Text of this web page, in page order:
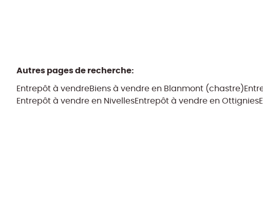
Autres pages de recherche:
Entrepôt à vendreBiens à vendre en Blanmont (chastre)
Entrepôt à vendre en NivellesEntrepôt à vendre en Ottignies